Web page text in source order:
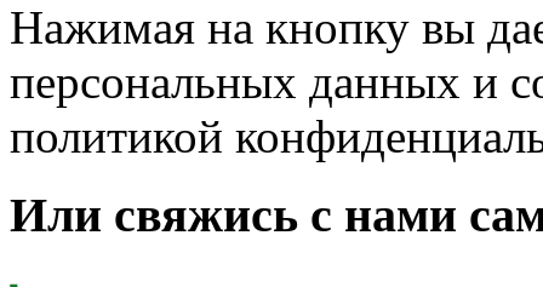
Нажимая на кнопку вы
персональных данных и
политикой
Или свяжись с нами